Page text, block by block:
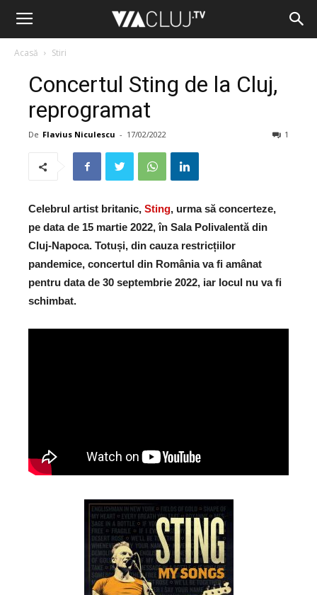
Acasă Stiri
Concertul Sting de la Cluj,
reprogramat
De Flavius Niculescu - 17/02/2022 1
Celebrul artist britanic, Sting, urma să concerteze,
pe data de 15 martie 2022, în Sala Polivalentă din
Cluj-Napoca. Totuși, din cauza restricțiilor
pandemice, concertul din România va fi amânat
pentru data de 30 septembrie 2022, iar locul nu va fi
schimbat.